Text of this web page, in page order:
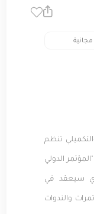
تنظم
الدولي
سيعقد في
مركز المؤتمرات والندوات